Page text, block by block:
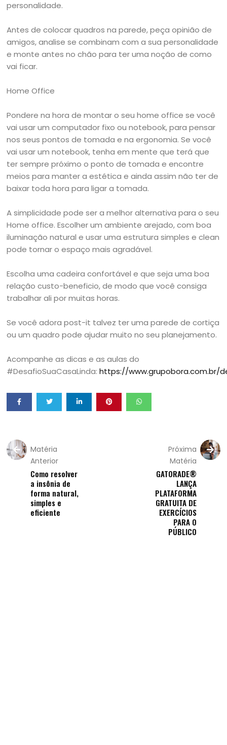
personalidade.
Antes de colocar quadros na parede, peça opinião de
amigos, analise se combinam com a sua personalidade
e monte antes no chão para ter uma noção de como
vai ficar.
Home Office
Pondere na hora de montar o seu home office se você
vai usar um computador fixo ou notebook, para pensar
nos seus pontos de tomada e na ergonomia. Se você
vai usar um notebook, tenha em mente que terá que
ter sempre próximo o ponto de tomada e encontre
meios para manter a estética e ainda assim não ter de
baixar toda hora para ligar a tomada.
A simplicidade pode ser a melhor alternativa para o seu
Home office. Escolher um ambiente arejado, com boa
iluminação natural e usar uma estrutura simples e clean
pode tornar o espaço mais agradável.
Escolha uma cadeira confortável e que seja uma boa
relação custo-beneficio, de modo que você consiga
trabalhar ali por muitas horas.
Se você adora post-it talvez ter uma parede de cortiça
ou um quadro pode ajudar muito no seu planejamento.
Acompanhe as dicas e as aulas do
#DesafioSuaCasaLinda:https://www.grupobora.com.br/
Matéria
Anterior
Como resolver
a insônia de
forma natural,
simples e
eficiente
Próxima
Matéria
GATORADE®
LANÇA
PLATAFORMA
GRATUITA DE
EXERCÍCIOS
PARA O
PÚBLICO